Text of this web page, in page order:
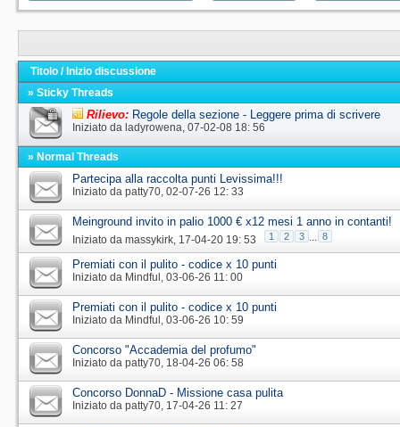
Titolo /Inizio discussione
» Sticky Threads
Rilievo: Regole della sezione - Leggere prima di scrivere
Iniziato da ladyrowena‎, 07-02-08 18: 56
» Normal Threads
Partecipa alla raccolta punti Levissima!!!
Iniziato da patty70‎, 02-07-26 12: 33
Meinground invito in palio 1000 € x12 mesi 1 anno in contanti!
Iniziato da massykirk‎, 17-04-20 19: 53 1 2 3 ... 8
Premiati con il pulito - codice x 10 punti
Iniziato da Mindful‎, 03-06-26 11: 00
Premiati con il pulito - codice x 10 punti
Iniziato da Mindful‎, 03-06-26 10: 59
Concorso "Accademia del profumo"
Iniziato da patty70‎, 18-04-26 06: 58
Concorso DonnaD - Missione casa pulita
Iniziato da patty70‎, 17-04-26 11: 27